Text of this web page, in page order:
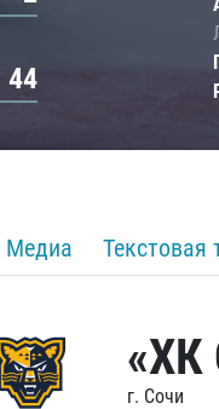
44
Медиа Текстовая
«ХК
г. Сочи